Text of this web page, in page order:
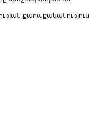
քաղաքականություն